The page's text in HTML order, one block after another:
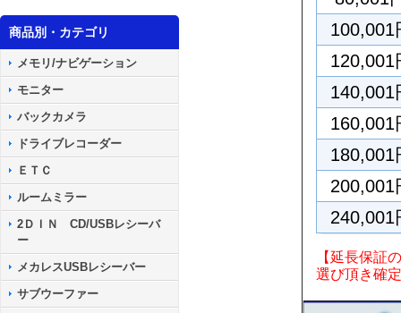
商品別・カテゴリ
メモリ/ナビゲーション
モニター
バックカメラ
ドライブレコーダー
ＥＴＣ
ルームミラー
2ＤＩＮ CD/USBレシーバ
ー
メカレスUSBレシーバー
サブウーファー
100,001
120,001
140,001
160,001
180,001
200,001
240,001
【延長保証
選び頂き確